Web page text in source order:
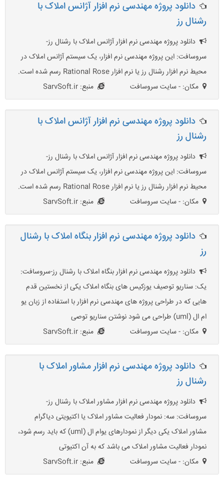
دانلود پروژه مهندسی نرم افزار آژانس املاک با
رشنال رز
دانلود پروژه مهندسی نرم افزار آژانس املاک با رشنال رز-
سروسافت: این پروژه مهندسی نرم افزار، یک سیستم آژانس املاک در
محیط نرم افزار رشنال رز یا نرم افزار Rational Rose رسم شده است.
مکان: - سایت سروسافت
منبع: SarvSoft.ir
دانلود پروژه مهندسی نرم افزار آژانس املاک با
رشنال رز
دانلود پروژه مهندسی نرم افزار آژانس املاک با رشنال رز-
سروسافت: این پروژه مهندسی نرم افزار، یک سیستم آژانس املاک در
محیط نرم افزار رشنال رز یا نرم افزار Rational Rose رسم شده است.
مکان: - سایت سروسافت
منبع: SarvSoft.ir
دانلود پروژه مهندسی نرم افزار بنگاه املاک با رشنال
رز
دانلود پروژه مهندسی نرم افزار بنگاه املاک با رشنال رز-سروسافت:
یک: سناریو توصیف یوزکیس های بنگاه املاک یکی از نخستین قدم
هایی که در طراحی پروژه های مهندسی نرم افزار با استفاده از زبان یو
ام ال (uml) طراحی می شود نوشتن سناریو توصی
مکان: - سایت سروسافت
منبع: SarvSoft.ir
دانلود پروژه مهندسی نرم افزار مشاور املاک با
رشنال رز
دانلود پروژه مهندسی نرم افزار مشاور املاک با رشنال رز-
سروسافت: سه: نمودار فعالیت مشاور املاک یا اکتیویتی دیاگرام
مشاور املاک یکی دیگر از نمودارهای یوام ال (uml) که باید رسم شود،
نمودار فعالیت مشاور املاک می باشد که به آن اکتیوتی
مکان: - سایت سروسافت
منبع: SarvSoft.ir